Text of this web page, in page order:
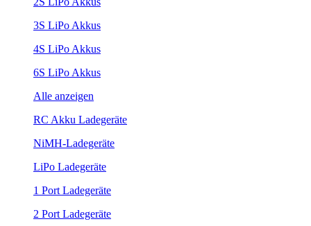
3S LiPo Akkus
4S LiPo Akkus
6S LiPo Akkus
Alle anzeigen
RC Akku Ladegeräte
NiMH-Ladegeräte
LiPo Ladegeräte
1 Port Ladegeräte
2 Port Ladegeräte